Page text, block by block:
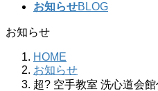
お知らせBLOG
お知らせ
HOME
お知らせ
超? 空手教室 洗心道会